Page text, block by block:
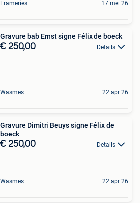
Frameries 17 mei 26
Gravure bab Ernst signe Félix de boeck
€ 250,00 Details
Wasmes 22 apr 26
Gravure Dimitri Beuys signe Félix de
boeck
€ 250,00 Details
Wasmes 22 apr 26